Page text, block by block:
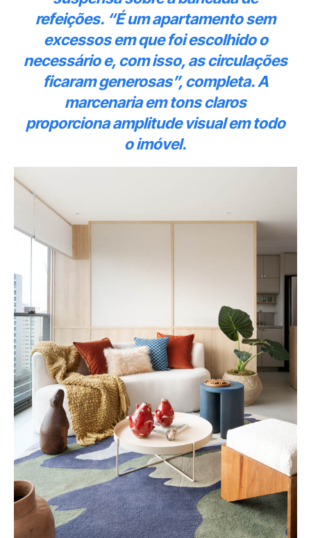
refeições. “É um apartamento sem
excessos em que foi escolhido o
necessário e, com isso, as circulações
ficaram generosas”, completa. A
marcenaria em tons claros
proporciona amplitude visual em todo
o imóvel.